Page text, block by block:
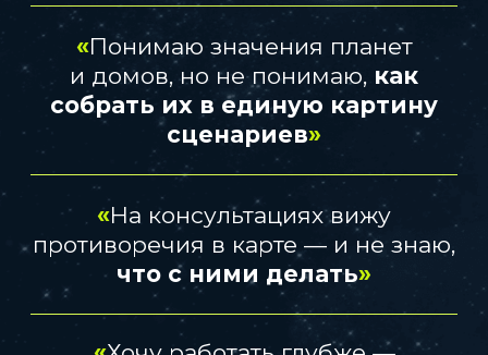
Чёткиеалгоритмы глубокого
анализа натальной карты
Методы
компенсаторики
Реальные кейсы и практики,
а не теория «в стол»